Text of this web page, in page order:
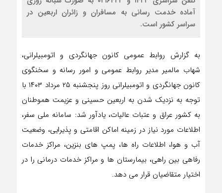
آماده خدمت رسانی به مسافران و زائران اربعین در
سراسر کشور است.
به گزارش روابط عمومی کانون جهانگردی و اتومبیلرانی،
شهاب مالمیر مدیر روابط عمومی و امور رسانه و سخنگوی
کانون جهانگردی و اتومبیلرانی روز پنجشنبه ٢۵ مرداد ۱۴۰۳ با
توجه به نزدیک شدن به اربعین حسینی و عزیمت هموطنان
به کشور عراق و عتبات عالیات، یادآور شد: سامانه ملی سفر،
اطلاعات مورد نیاز در زمینه اماکن اقامتی و پذیرایی، وضعیت
آب و هوا، اطلاعات راه ها، پمپ های بنزین، مراکز خدمات
رفاهی بین راهی، بیمارستان ها و مراکز خدمات درمانی را در
اختیار متقاضیان قرار می دهد.